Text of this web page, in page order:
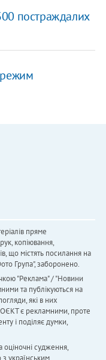
постраждалих
режим
пряме
копіювання,
що містять посилання на
Група", заборонено.
"Реклама" / "Новини
та публікуються на
які в них
є рекламними, проте
і поділяє думки,
оціночні судження,
українським